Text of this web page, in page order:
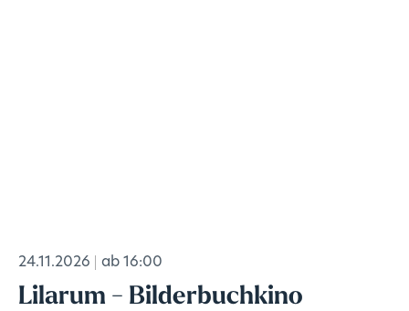
24.11.2026 ab 16:00
Lilarum - Bilderbuchkino